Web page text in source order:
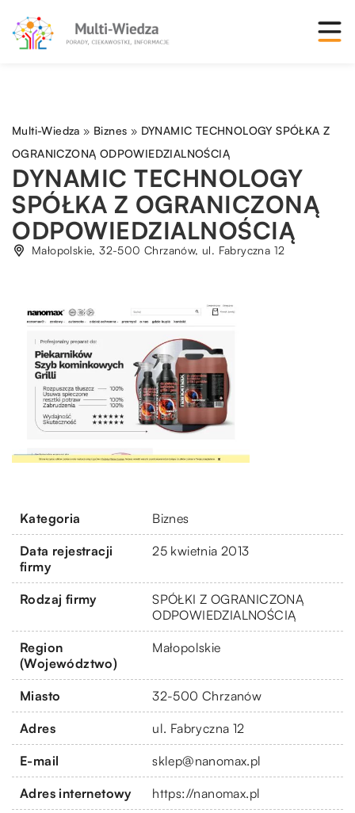
Multi-Wiedza » Biznes » DYNAMIC TECHNOLOGY SPÓŁKA Z
OGRANICZONĄ ODPOWIEDZIALNOŚCIĄ
DYNAMIC TECHNOLOGY
SPÓŁKA Z OGRANICZONĄ
ODPOWIEDZIALNOŚCIĄ
Małopolskie, 32-500 Chrzanów, ul. Fabryczna 12
Kategoria Biznes
Data rejestracji
firmy
25 kwietnia 2013
Rodzaj firmy
SPÓŁKI Z OGRANICZONĄ
ODPOWIEDZIALNOŚCIĄ
Region
(Województwo)
Małopolskie
Miasto 32-500 Chrzanów
Adres ul. Fabryczna 12
E-mail sklep@nanomax.pl
Adres internetowy https://nanomax.pl